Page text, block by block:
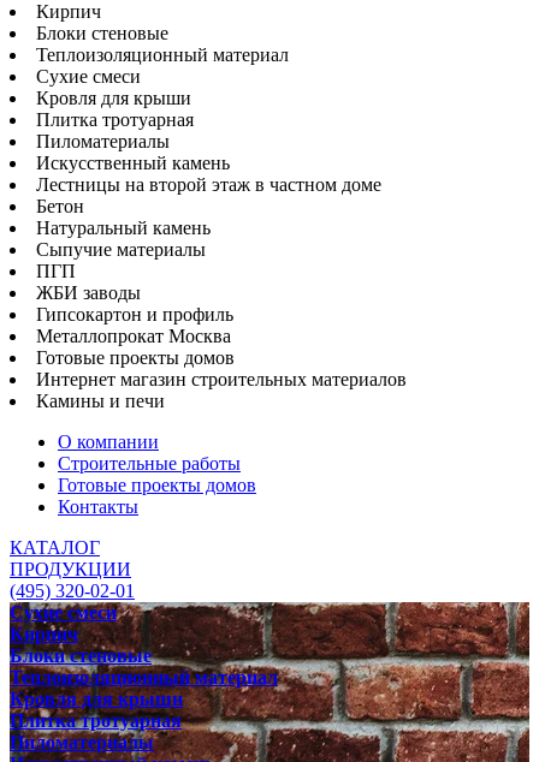
Кирпич
Блоки стеновые
Теплоизоляционный материал
Сухие смеси
Кровля для крыши
Плитка тротуарная
Пиломатериалы
Искусственный камень
Лестницы на второй этаж в частном доме
Бетон
Натуральный камень
Сыпучие материалы
ПГП
ЖБИ заводы
Гипсокартон и профиль
Металлопрокат Москва
Готовые проекты домов
Интернет магазин строительных материалов
Камины и печи
О компании
Строительные работы
Готовые проекты домов
Контакты
КАТАЛОГ
ПРОДУКЦИИ
(495) 320-02-01
Сухие смеси
Кирпич
Блоки стеновые
Теплоизоляционный материал
Кровля для крыши
Плитка тротуарная
Пиломатериалы